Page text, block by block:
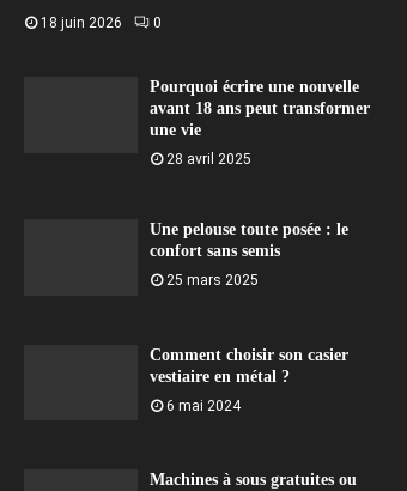
18 juin 2026 0
Pourquoi écrire une nouvelle
avant 18 ans peut transformer
une vie
28 avril 2025
Une pelouse toute posée : le
confort sans semis
25 mars 2025
Comment choisir son casier
vestiaire en métal ?
6 mai 2024
Machines à sous gratuites ou